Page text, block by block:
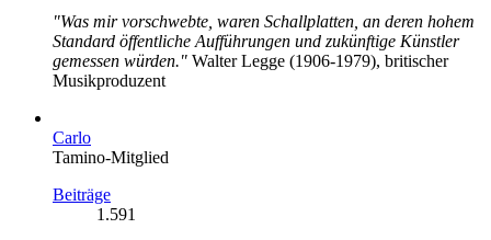
"Was mir vorschwebte, waren Schallplatten, an deren hohem
Standard öffentliche Aufführungen und zukünftige Künstler
gemessen würden." Walter Legge (1906-1979), britischer
Musikproduzent
Carlo
Tamino-Mitglied
Beiträge
1.591